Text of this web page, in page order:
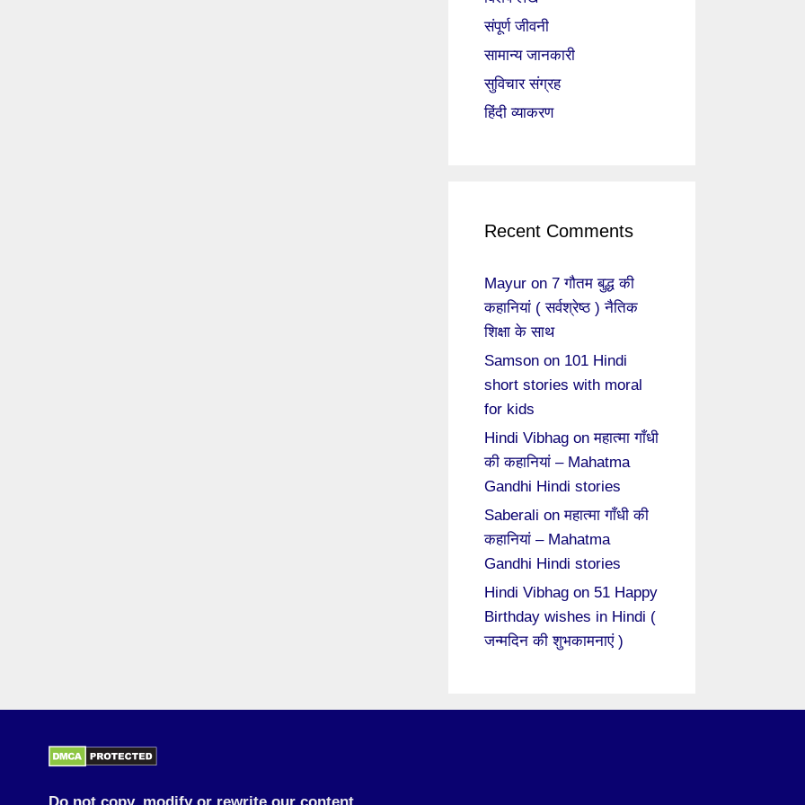
संपूर्ण जीवनी
सामान्य जानकारी
सुविचार संग्रह
हिंदी व्याकरण
Recent Comments
Mayur on 7 गौतम बुद्ध की
कहानियां ( सर्वश्रेष्ठ ) नैतिक
शिक्षा के साथ
Samson on 101 Hindi
short stories with moral
for kids
Hindi Vibhag onमहात्मा गाँधी
की कहानियां – Mahatma
Gandhi Hindi stories
Saberali onमहात्मा गाँधी की
कहानियां – Mahatma
Gandhi Hindi stories
Hindi Vibhag on 51 Happy
Birthday wishes in Hindi (
जन्मदिन की शुभकामनाएं )